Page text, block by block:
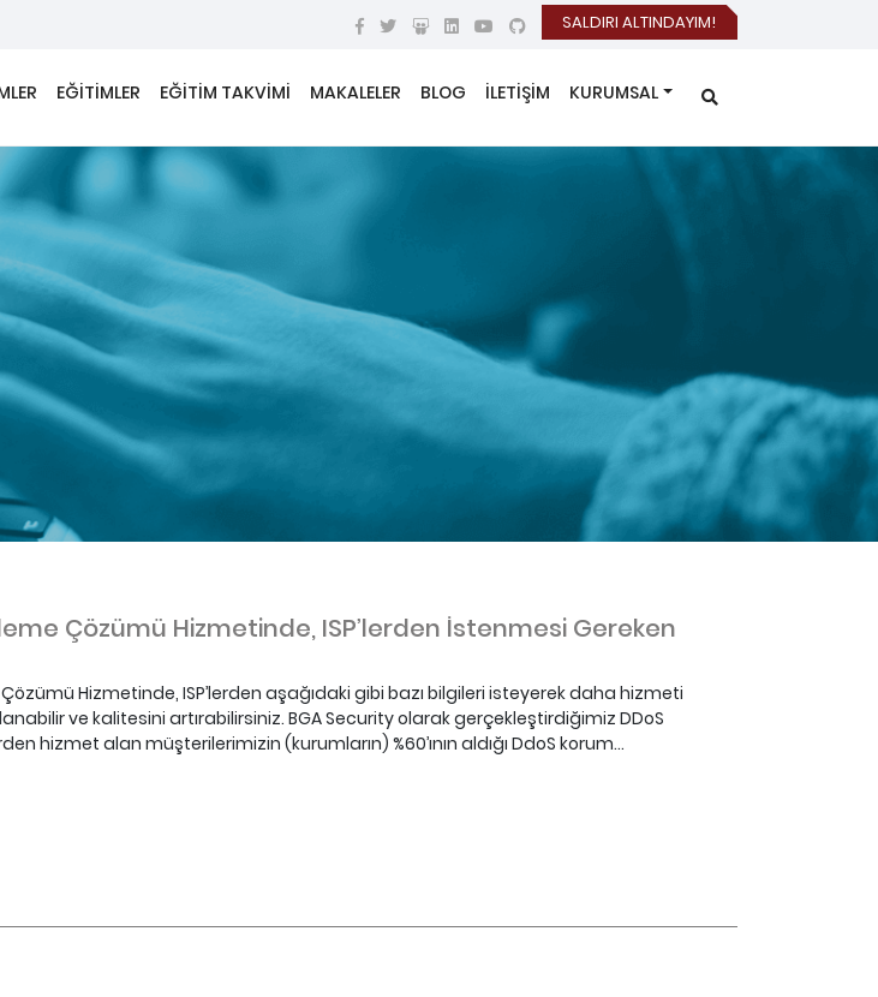
SALDIRI ALTINDAYIM!
EĞİTİMLER EĞİTİM TAKVİMİ MAKALELER BLOG İLETİŞİM KURUMSAL
Çözümü Hizmetinde, ISP’lerden İstenmesi Gereken
Hizmetinde, ISP’lerden aşağıdaki gibi bazı bilgileri isteyerek daha hizmeti
ve kalitesini artırabilirsiniz. BGA Security olarak gerçekleştirdiğimiz DDoS
hizmet alan müşterilerimizin (kurumların) %60’ının aldığı DdoS korum...